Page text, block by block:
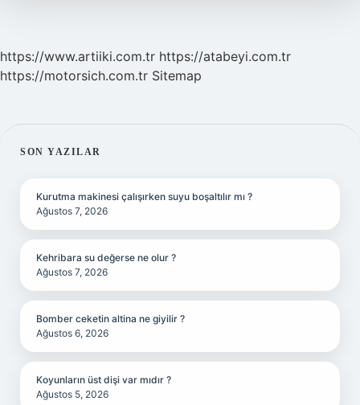
https://www.artiiki.com.tr https://atabeyi.com.tr
https://motorsich.com.tr Sitemap
SIDEBAR
SON YAZILAR
Kurutma makinesi çalışırken suyu boşaltılır mı ?
Ağustos 7, 2026
Kehribara su değerse ne olur ?
Ağustos 7, 2026
Bomber ceketin altina ne giyilir ?
Ağustos 6, 2026
Koyunların üst dişi var mıdır ?
Ağustos 5, 2026